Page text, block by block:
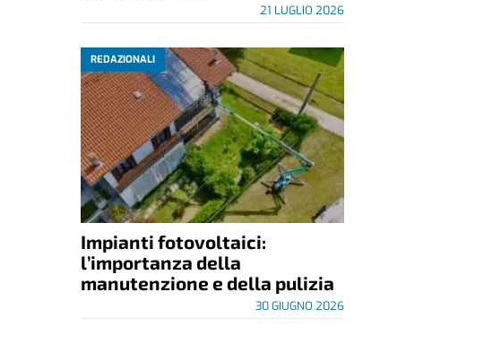
21 LUGLIO 2026
REDAZIONALI
Impianti fotovoltaici:
l’importanza della
manutenzione e della pulizia
30 GIUGNO 2026